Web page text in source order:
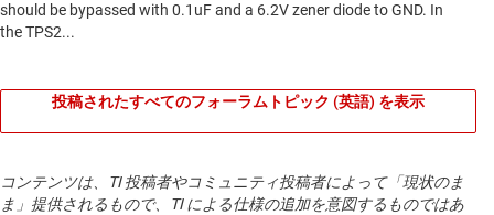
投稿されたすべてのフォーラムトピック (英語) を表示
コンテンツは、TI 投稿者やコミュニティ投稿者によって「現状のま
ま」提供されるもので、TI による仕様の追加を意図するものではあ